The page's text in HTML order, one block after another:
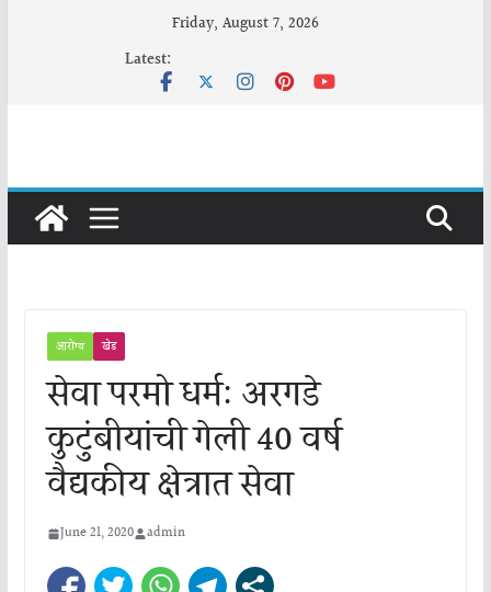
Friday, August 7, 2026
Latest:
आरोग्य खेड
सेवा परमो धर्म: अरगडे
कुटुंबीयांची गेली 40 वर्ष
वैद्यकीय क्षेत्रात सेवा
June 21, 2020 admin